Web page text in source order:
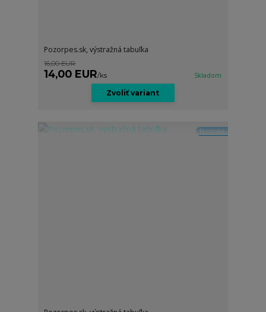
Pozorpes.sk, výstražná tabuľka
16,00 EUR
14,00 EUR/ks Skladom
Zvoliť variant
Novinka